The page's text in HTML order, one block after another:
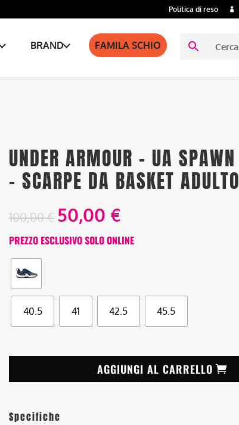
Politica di reso
BRAND FAMILA SCHIO
UNDER ARMOUR – UA
– SCARPE DA BASKET ADULTO
100,00€ 50,00 €
PREZZO ESCLUSIVO SOLO ONLINE
40.5 41 42.5 45.5
AGGIUNGI AL CARRELLO
Specifiche